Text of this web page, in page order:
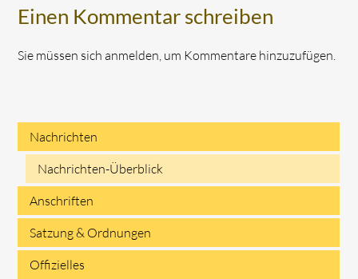
Einen Kommentar schreiben
Sie müssen sich anmelden, um Kommentare hinzuzufügen.
Navigation
überspringen
Nachrichten
Nachrichten-Überblick
Anschriften
Satzung & Ordnungen
Offizielles